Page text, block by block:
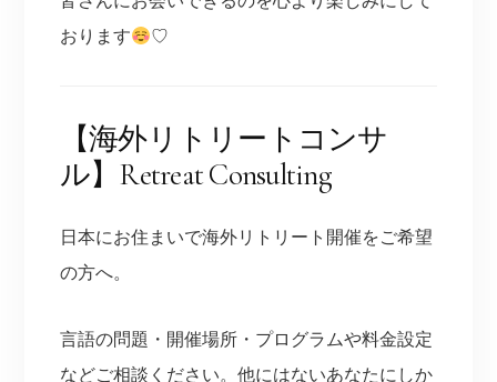
おります
♡
【海外リトリートコンサ
ル】Retreat Consulting
日本にお住まいで海外リトリート開催をご希望
の方へ。
言語の問題・開催場所・プログラムや料金設定
などご相談ください。他にはないあなたにしか